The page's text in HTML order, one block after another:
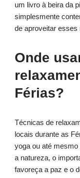
um livro à beira da
simplesmente
de aproveitar esses
Onde
Férias?
Técnicas de
locais durante as
yoga ou até
a natureza, o
favoreça a paz e o